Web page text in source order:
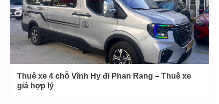
Thuê xe 4 chỗ Vĩnh Hy đi Phan Rang – Thuê xe
giá hợp lý